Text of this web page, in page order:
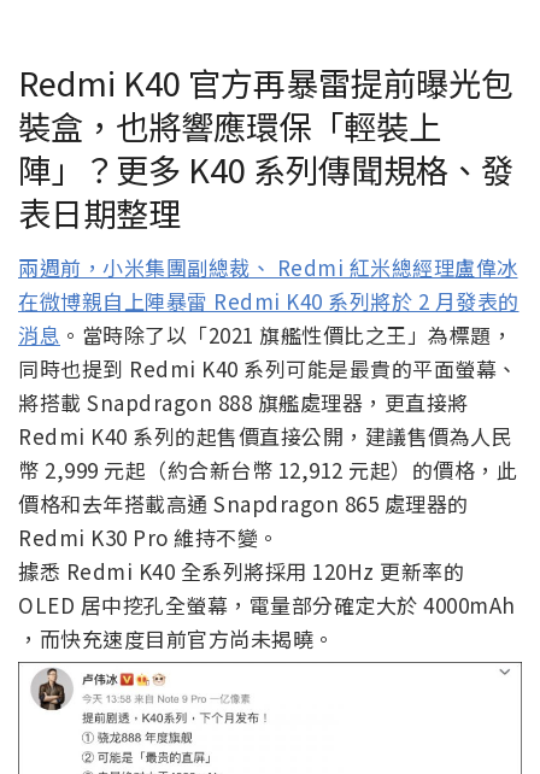
Redmi K40 官方再暴雷提前曝光包
裝盒，也將響應環保「輕裝上
陣」？更多 K40 系列傳聞規格、發
表日期整理
兩週前，小米集團副總裁、 Redmi 紅米總經理盧偉冰
在微博親自上陣暴雷 Redmi K40 系列將於 2 月發表的
消息 。當時除了以「2021 旗艦性價比之王」為標題，
同時也提到 Redmi K40 系列可能是最貴的平面螢幕、
將搭載 Snapdragon 888 旗艦處理器，更直接將
Redmi K40 系列的起售價直接公開，建議售價為人民
幣 2,999 元起（約合新台幣 12,912 元起）的價格，此
價格和去年搭載高通 Snapdragon 865 處理器的
Redmi K30 Pro 維持不變。
據悉 Redmi K40 全系列將採用 120Hz 更新率的
OLED 居中挖孔全螢幕，電量部分確定大於 4000mAh
，而快充速度目前官方尚未揭曉。